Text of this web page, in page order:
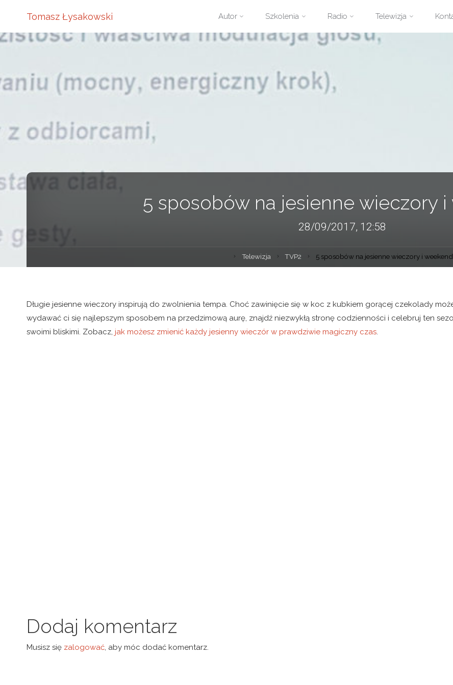
Tomasz Łysakowski Przejdź
do
Autor Szkolenia Radio Telewizja
5 sposobów na jesienne wieczory
28/09/2017, 12:58
Telewizja TVP2 5 sposobów na jesienne wieczory i
Długie jesienne wieczory inspirują do zwolnienia tempa. Choć zawinięcie się w koc z kubkiem gorącej czekolady
wydawać ci się najlepszym sposobem na przedzimową aurę, znajdź niezwykłą stronę codzienności i celebruj ten
swoimi bliskimi. Zobacz, jak możesz zmienić każdy jesienny wieczór w prawdziwie magiczny czas.
Dodaj komentarz
Musisz się zalogować, aby móc dodać komentarz.